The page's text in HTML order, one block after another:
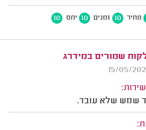
מחיר 10 זמנים 10 יחס 10
שמורים במידרג
שמש שלא עובד.